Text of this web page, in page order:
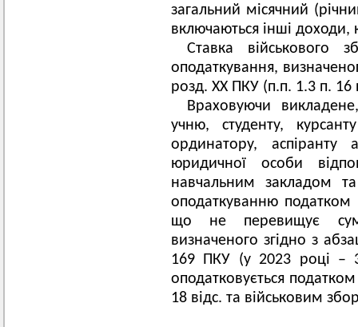
загальний місячний
включаються інші доходи,
Ставка військового
оподаткування,
розд. XX ПКУ (п.п. 1.3 п.
Враховуючи
учню, студенту,
ординатору,
юридичної особи
навчальним закладом
оподаткуванню податком
що не перевищує
визначеного згідно з
169 ПКУ (у 2023 році –
оподатковується
18 відс. та військовим